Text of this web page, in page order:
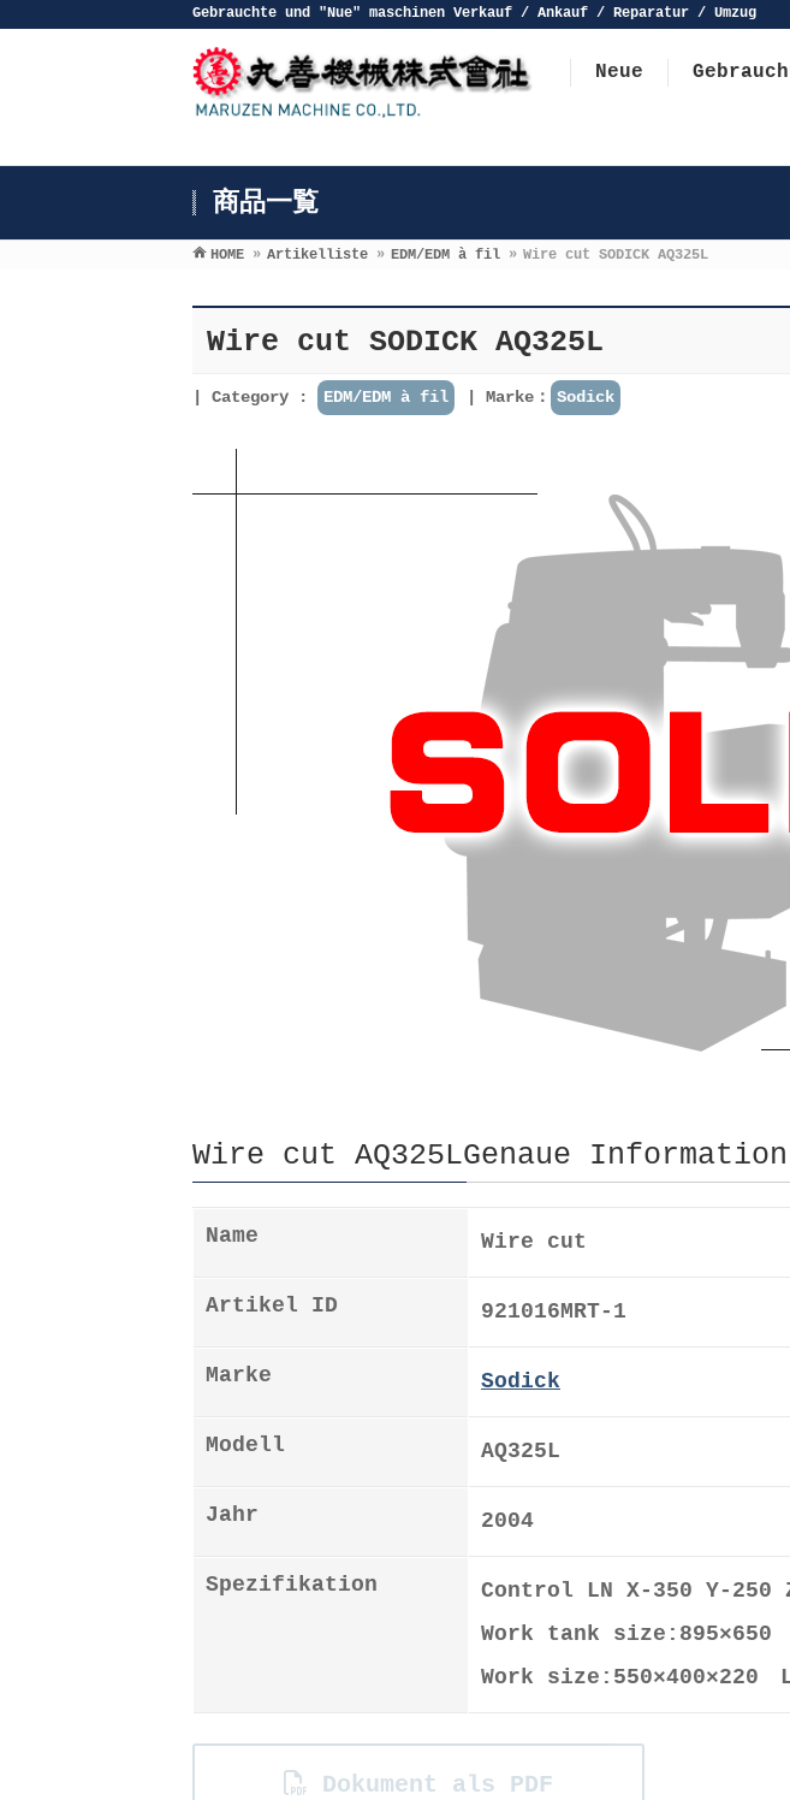
Gebrauchte und ″Nue″ maschinen Verkauf / Ankauf / Reparatur / Umzug
Neue
商品一覧
HOME » Artikelliste » EDM/EDM à fil » Wire cut SODICK AQ325L
Wire cut SODICK AQ325L
Category : EDM/EDM à fil Marke： Sodick
Wire cut AQ325LGenaue Information
Name Wire cut
Artikel ID 921016MRT-1
Marke Sodick
Modell AQ325L
Jahr 2004
Spezifikation
Control LN X-350 Y-250
Work tank size:895×650
Work size:550×400×220
Dokument als PDF